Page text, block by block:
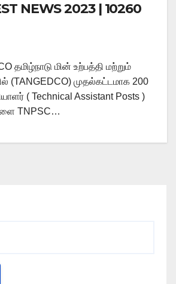
NEWS 2023 | 10260
தமிழ்நாடு மின் உற்பத்தி மற்றும்
(TANGEDCO) முதல்கட்டமாக 200
( Technical Assistant Posts )
TNPSC…